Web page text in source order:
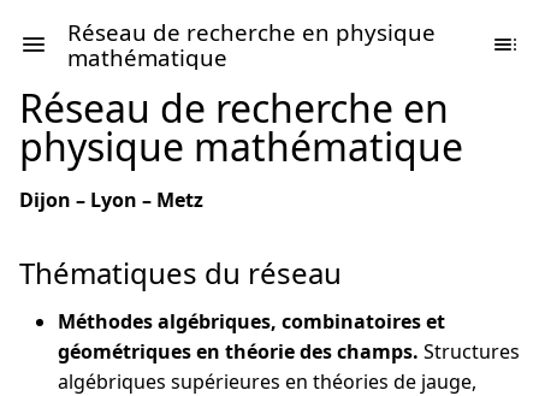
Réseau de recherche en physique
mathématique
Réseau de recherche en
physique mathématique
Dijon – Lyon – Metz
Thématiques du réseau
Méthodes algébriques, combinatoires et
géométriques en théorie des champs. Structures
algébriques supérieures en théories de jauge,